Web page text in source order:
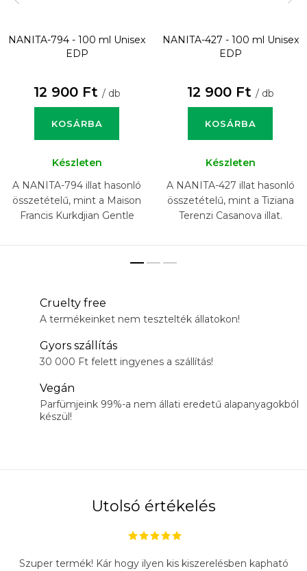
NANITA-794 - 100 ml Unisex
EDP
12 900 Ft / db
KOSÁRBA
Készleten
A NANITA-794 illat hasonló
összetételű, mint a Maison
Francis Kurkdjian Gentle
NANITA-427 - 100 ml Unisex
EDP
12 900 Ft / db
KOSÁRBA
Készleten
A NANITA-427 illat hasonló
összetételű, mint a Tiziana
Terenzi Casanova illat.
Cruelty free
A termékeinket nem tesztelték állatokon!
Gyors szállítás
30 000 Ft felett ingyenes a szállítás!
Vegán
Parfümjeink 99%-a nem állati eredetű alapanyagokból
készül!
Utolsó értékelés
Szuper termék! Kár hogy ilyen kis kiszerelésben kapható